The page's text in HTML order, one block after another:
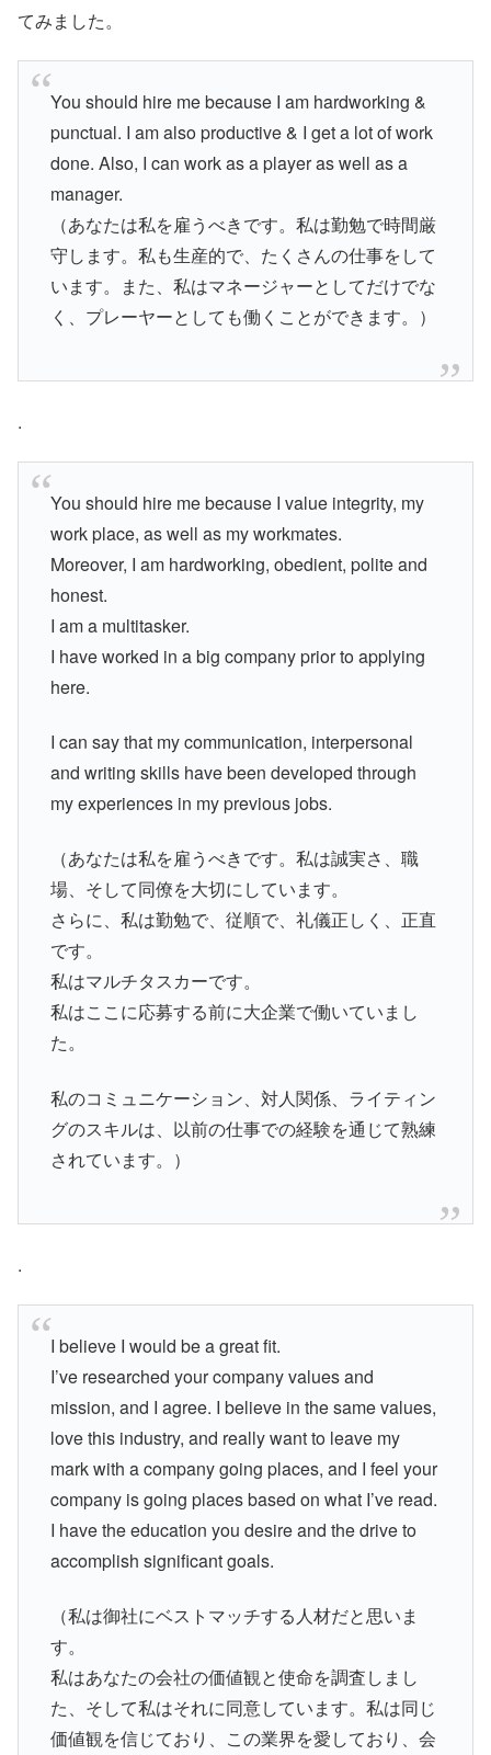
てみました。
You should hire me because I am hardworking &
punctual. I am also productive & I get a lot of work
done. Also, I can work as a player as well as a
manager.
（あなたは私を雇うべきです。私は勤勉で時間厳
守します。私も生産的で、たくさんの仕事をして
います。また、私はマネージャーとしてだけでな
く、プレーヤーとしても働くことができます。）
.
You should hire me because I value integrity, my
work place, as well as my workmates.
Moreover, I am hardworking, obedient, polite and
honest.
I am a multitasker.
I have worked in a big company prior to applying
here.
I can say that my communication, interpersonal
and writing skills have been developed through
my experiences in my previous jobs.
（あなたは私を雇うべきです。私は誠実さ、職
場、そして同僚を大切にしています。
さらに、私は勤勉で、従順で、礼儀正しく、正直
です。
私はマルチタスカーです。
私はここに応募する前に大企業で働いていまし
た。
私のコミュニケーション、対人関係、ライティン
グのスキルは、以前の仕事での経験を通じて熟練
されています。）
.
I believe I would be a great fit.
I’ve researched your company values and
mission, and I agree. I believe in the same values,
love this industry, and really want to leave my
mark with a company going places, and I feel your
company is going places based on what I’ve read.
I have the education you desire and the drive to
accomplish significant goals.
（私は御社にベストマッチする人材だと思いま
す。
私はあなたの会社の価値観と使命を調査しまし
た、そして私はそれに同意しています。私は同じ
価値観を信じており、この業界を愛しており、会